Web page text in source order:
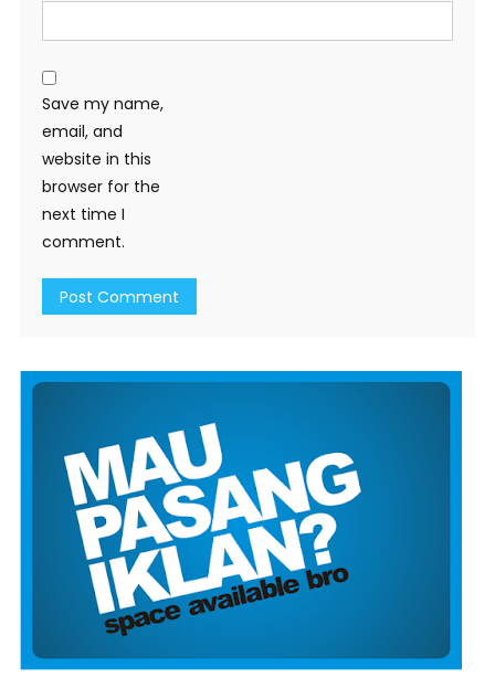
Save my name,
email, and
website in this
browser for the
next time I
comment.